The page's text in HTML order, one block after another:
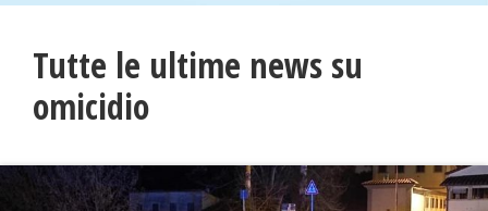
Tutte le ultime news su
omicidio